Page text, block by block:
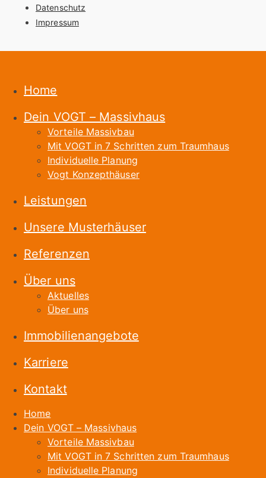
Datenschutz
Impressum
Home
Dein VOGT – Massivhaus
Vorteile Massivbau
Mit VOGT in 7 Schritten zum Traumhaus
Individuelle Planung
Vogt Konzepthäuser
Leistungen
Unsere Musterhäuser
Referenzen
Über uns
Aktuelles
Über uns
Immobilienangebote
Karriere
Kontakt
Home
Dein VOGT – Massivhaus
Vorteile Massivbau
Mit VOGT in 7 Schritten zum Traumhaus
Individuelle Planung